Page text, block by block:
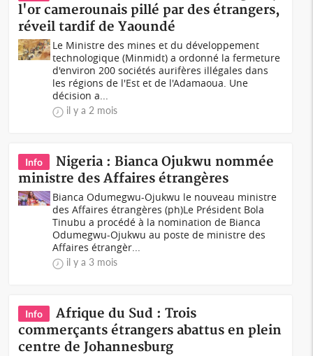
l'or camerounais pillé par des étrangers,
réveil tardif de Yaoundé
Le Ministre des mines et du développement
technologique (Minmidt) a ordonné la fermeture
d'environ 200 sociétés aurifères illégales dans
les régions de l'Est et de l'Adamaoua. Une
décision a...
il y a 2 mois
Info
Nigeria : Bianca Ojukwu nommée
ministre des Affaires étrangères
Bianca Odumegwu-Ojukwu le nouveau ministre
des Affaires étrangères (ph)Le Président Bola
Tinubu a procédé à la nomination de Bianca
Odumegwu-Ojukwu au poste de ministre des
Affaires étrangèr...
il y a 3 mois
Info
Afrique du Sud : Trois
commerçants étrangers abattus en plein
centre de Johannesburg